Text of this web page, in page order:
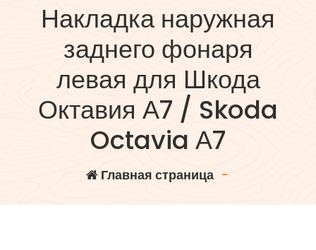
Накладка наружная
заднего фонаря
левая для Шкода
Октавия А7 / Skoda
Octavia А7
Главная страница-